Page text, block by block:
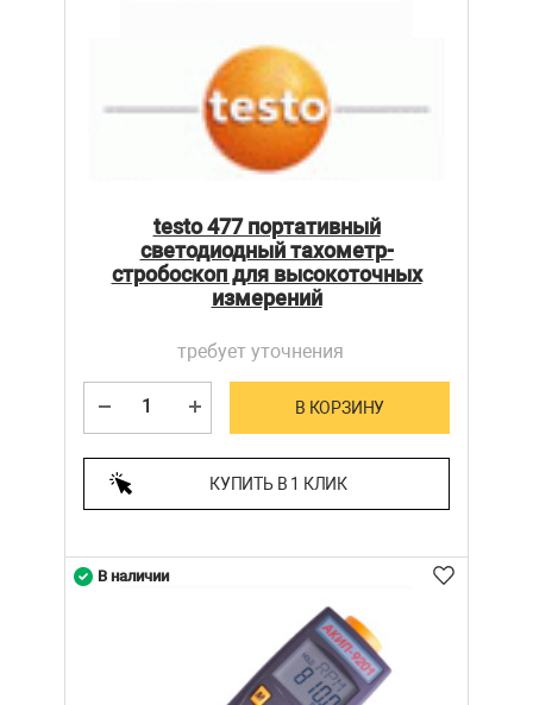
testo 477 портативный
светодиодный тахометр-
стробоскоп для высокоточных
измерений
требует уточнения
В КОРЗИНУ
КУПИТЬ В 1 КЛИК
В наличии